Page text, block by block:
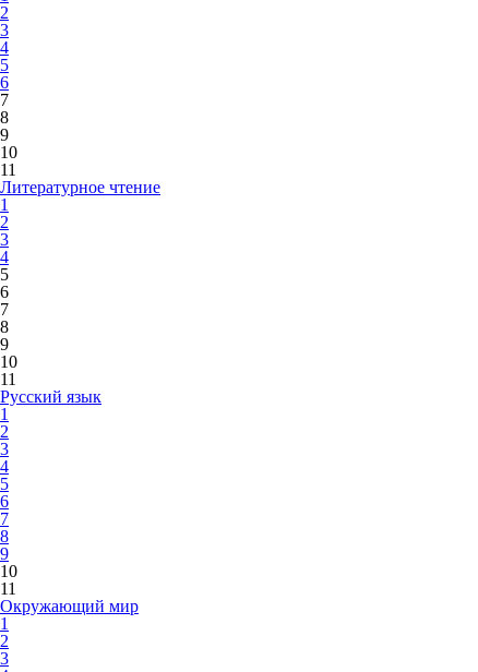
2
3
4
5
6
7
8
9
10
11
Литературное чтение
1
2
3
4
5
6
7
8
9
10
11
Русский язык
1
2
3
4
5
6
7
8
9
10
11
Окружающий мир
1
2
3